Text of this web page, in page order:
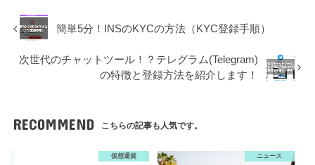
簡単5分！INSのKYCの方法（KYC登録手順）
次世代のチャットツール！？テレグラム(Telegram)
の特徴と登録方法を紹介します！
RECOMMEND こちらの記事も人気です。
仮想通貨 ニュース